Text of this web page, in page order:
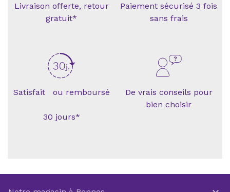
Livraison offerte, retour
gratuit*
Paiement sécurisé 3 fois
sans frais
Satisfait ou remboursé
30 jours*
De vrais conseils pour
bien choisir